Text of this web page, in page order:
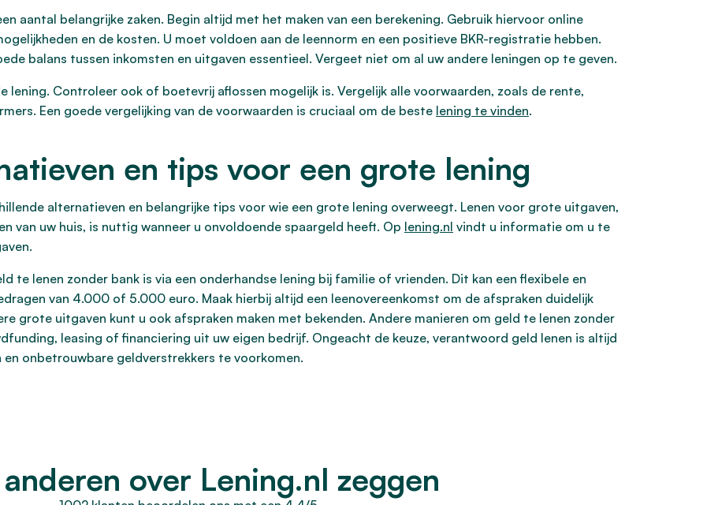
aantal belangrijke zaken. Begin altijd met het maken van een berekening. Gebruik hiervoor online
en de kosten. U moet voldoen aan de leennorm en een positieve BKR-registratie hebben.
balans tussen inkomsten en uitgaven essentieel. Vergeet niet om al uw andere leningen op te geven.
lening. Controleer ook of boetevrij aflossen mogelijk is. Vergelijk alle voorwaarden, zoals de rente,
Een goede vergelijking van de voorwaarden is cruciaal om de beste lening te vinden.
en tips voor een grote lening
alternatieven en belangrijke tips voor wie een grote lening overweegt. Lenen voor grote uitgaven,
van uw huis, is nuttig wanneer u onvoldoende spaargeld heeft. Op lening.nl vindt u informatie om u te
te lenen zonder bank is via een onderhandse lening bij familie of vrienden. Dit kan een flexibele en
van 4.000 of 5.000 euro. Maak hierbij altijd een leenovereenkomst om de afspraken duidelijk
grote uitgaven kunt u ook afspraken maken met bekenden. Andere manieren om geld te lenen zonder
leasing of financiering uit uw eigen bedrijf. Ongeacht de keuze, verantwoord geld lenen is altijd
onbetrouwbare geldverstrekkers te voorkomen.
over Lening.nl zeggen